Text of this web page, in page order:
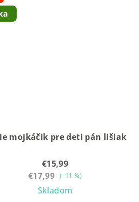
mojkáčik pre deti pán lišiak
€15,99
€17,99 (–11 %)
Skladom